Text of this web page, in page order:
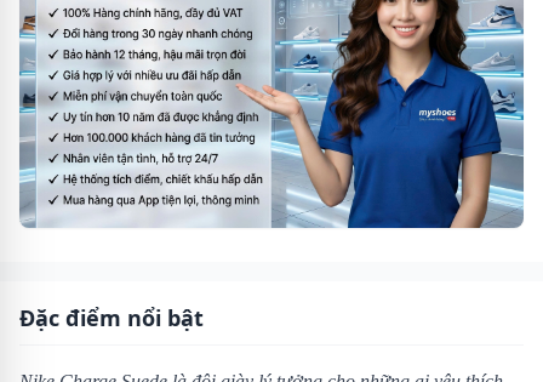
Đặc điểm nổi bật